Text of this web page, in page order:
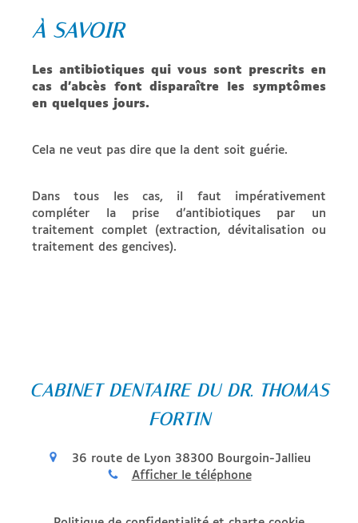
À SAVOIR
Les antibiotiques qui vous sont prescrits en
cas d’abcès font disparaître les symptômes
en quelques jours.
Cela ne veut pas dire que la dent soit guérie.
Dans tous les cas, il faut impérativement
compléter la prise d’antibiotiques par un
traitement complet (extraction, dévitalisation ou
traitement des gencives).
CABINET DENTAIRE DU DR. THOMAS
FORTIN
36 route de Lyon 38300 Bourgoin-Jallieu
Afficher le téléphone